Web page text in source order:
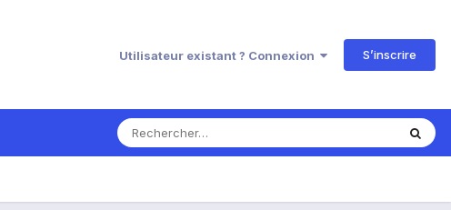
Utilisateur existant ? Connexion S’inscrire